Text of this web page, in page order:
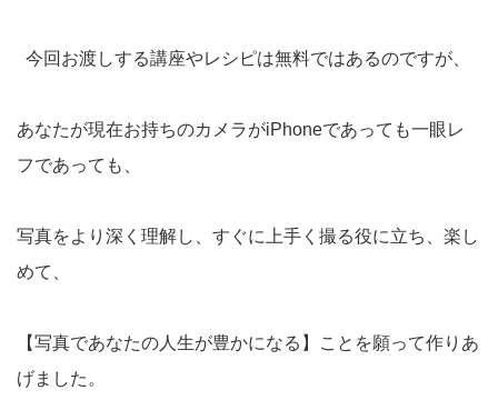
今回お渡しする講座やレシピは無料ではあるのですが、
あなたが現在お持ちのカメラがiPhoneであっても一眼レ
フであっても、
写真をより深く理解し、すぐに上手く撮る役に立ち、楽し
めて、
【写真であなたの人生が豊かになる】ことを願って作りあ
げました。